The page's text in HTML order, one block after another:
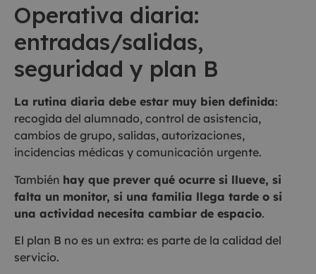
Operativa diaria:
entradas/salidas,
seguridad y plan B
La rutina diaria debe estar muy bien definida:
recogida del alumnado, control de asistencia,
cambios de grupo, salidas, autorizaciones,
incidencias médicas y comunicación urgente.
También hay que prever qué ocurre si llueve, si
falta un monitor, si una familia llega tarde o si
una actividad necesita cambiar de espacio.
El plan B no es un extra: es parte de la calidad del
servicio.